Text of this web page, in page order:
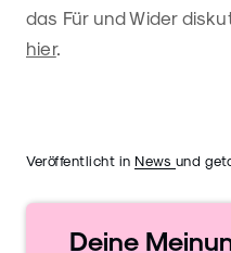
das Für und Wider
hier.
Veröffentlicht in News und
Deine